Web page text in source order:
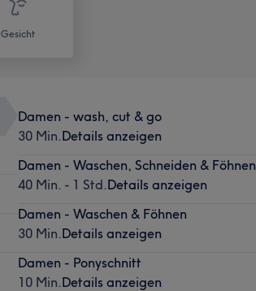
Gesicht
Damen - wash, cut & go
30 Min.Details anzeigen
Damen - Waschen, Schneiden & Föhnen
40 Min. - 1 Std.Details anzeigen
Damen - Waschen & Föhnen
30 Min.Details anzeigen
Damen - Ponyschnitt
10 Min.Details anzeigen